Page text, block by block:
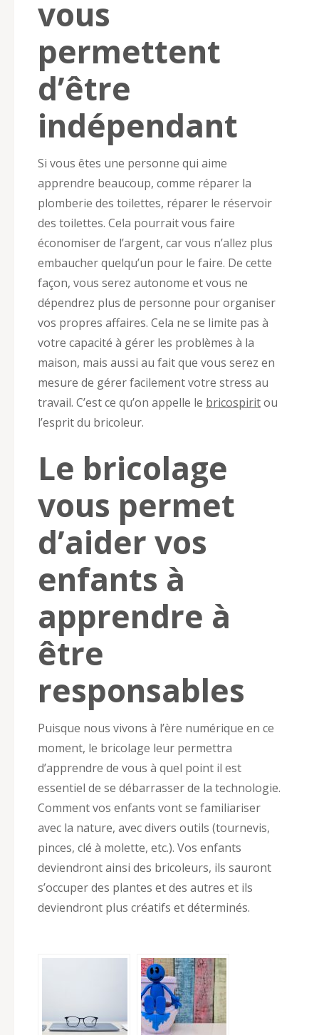
vous
permettent
d’être
indépendant
Si vous êtes une personne qui aime
apprendre beaucoup, comme réparer la
plomberie des toilettes, réparer le réservoir
des toilettes. Cela pourrait vous faire
économiser de l’argent, car vous n’allez plus
embaucher quelqu’un pour le faire. De cette
façon, vous serez autonome et vous ne
dépendrez plus de personne pour organiser
vos propres affaires. Cela ne se limite pas à
votre capacité à gérer les problèmes à la
maison, mais aussi au fait que vous serez en
mesure de gérer facilement votre stress au
travail. C’est ce qu’on appelle le bricospiritou
l’esprit du bricoleur.
Le bricolage
vous permet
d’aider vos
enfants à
apprendre à
être
responsables
Puisque nous vivons à l’ère numérique en ce
moment, le bricolage leur permettra
d’apprendre de vous à quel point il est
essentiel de se débarrasser de la technologie.
Comment vos enfants vont se familiariser
avec la nature, avec divers outils (tournevis,
pinces, clé à molette, etc.). Vos enfants
deviendront ainsi des bricoleurs, ils sauront
s’occuper des plantes et des autres et ils
deviendront plus créatifs et déterminés.